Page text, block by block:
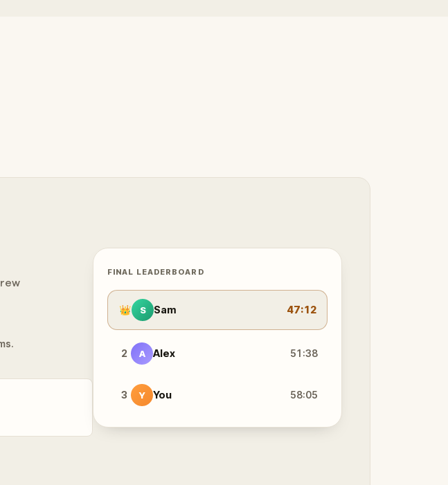
FINAL LEADERBOARD
👑 S Sam 47:12
2 A Alex 51:38
3 Y You 58:05